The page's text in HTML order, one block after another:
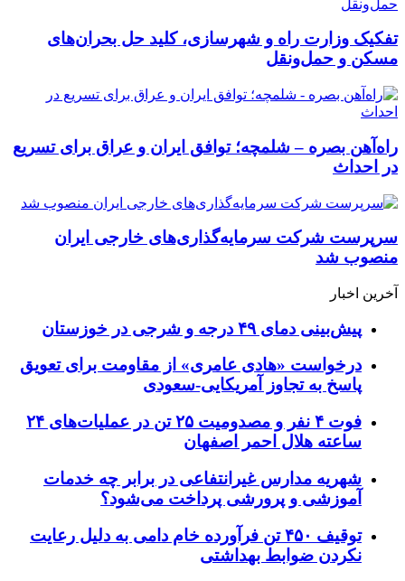
تفکیک وزارت راه و شهرسازی، کلید حل بحران‌های
مسکن و حمل‌ونقل
راه‌آهن بصره – شلمچه؛ توافق ایران و عراق برای تسریع
در احداث
سرپرست شرکت سرمایه‌گذاری‌های خارجی ایران
منصوب شد
آخرین اخبار
پیش‌بینی دمای ۴۹ درجه و شرجی در خوزستان
درخواست «هادی عامری» از مقاومت برای تعویق
پاسخ به تجاوز آمریکایی-سعودی
فوت ۴ نفر و مصدومیت ۲۵ تن در عملیات‌های ۲۴
ساعته هلال احمر اصفهان
شهریه مدارس غیرانتفاعی در برابر چه خدمات
آموزشی و پرورشی پرداخت می‌شود؟
توقیف ۴۵۰ تن فرآورده خام دامی به دلیل رعایت
نکردن ضوابط بهداشتی